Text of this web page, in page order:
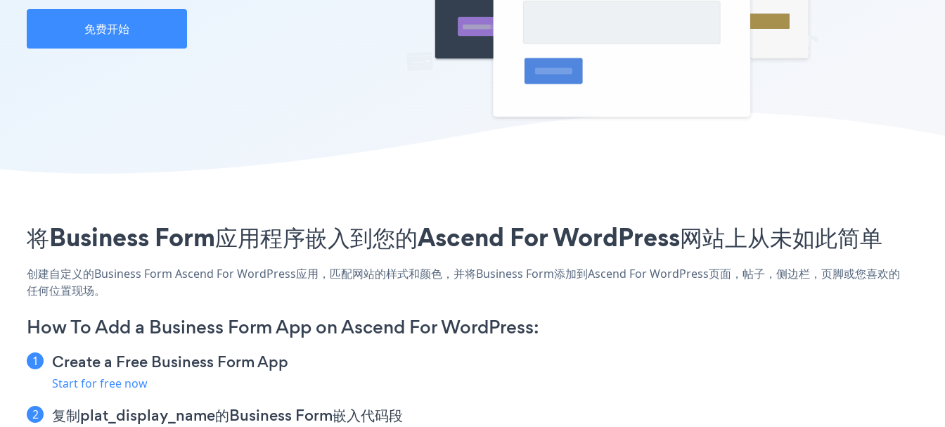
免费开始
将Business Form应用程序嵌入到您的Ascend For WordPress网站上从未如此简单
创建自定义的Business Form Ascend For WordPress应用，匹配网站的样式和颜色，并将Business Form添加到Ascend For WordPress页面，帖子，侧边栏，页脚或您喜欢的
任何位置现场。
How To Add a Business Form App on Ascend For WordPress:
Create a Free Business Form App
Start for free now
复制plat_display_name的Business Form嵌入代码段